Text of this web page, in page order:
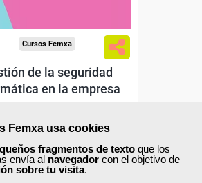
Femxa usa cookies
fragmentos de texto que los
envía al navegador con el objetivo de
sobre tu visita.
Cursos Femxa
de la seguridad
en la empresa
Curso Gratuito
100 horas
Online (toda España)